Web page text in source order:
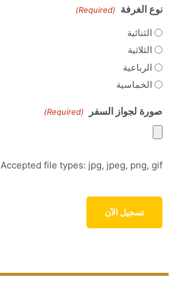
نوع الغرفة (Required)
الثنائية
الثلاثية
الرباعية
الخماسية
صورة لجواز السفر (Required)
Accepted file types: jpg, jpeg, png, gif.